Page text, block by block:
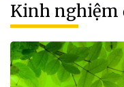
Kinh nghiệm